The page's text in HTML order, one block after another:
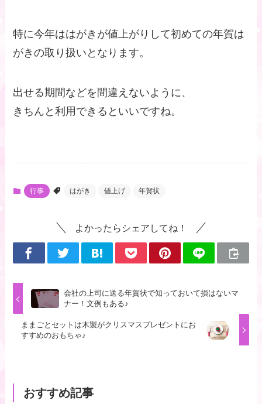
特に今年ははがきが値上がりして初めての年賀は
がきの取り扱いとなります。
出せる期間などを間違えないように、
きちんと利用できるといいですね。
行事 はがき 値上げ 年賀状
よかったらシェアしてね！
会社の上司に送る年賀状で知っておいて損はないマ
ナー！文例もある♪
ままごとセットは木製がクリスマスプレゼントにお
すすめのおもちゃ♪
おすすめ記事